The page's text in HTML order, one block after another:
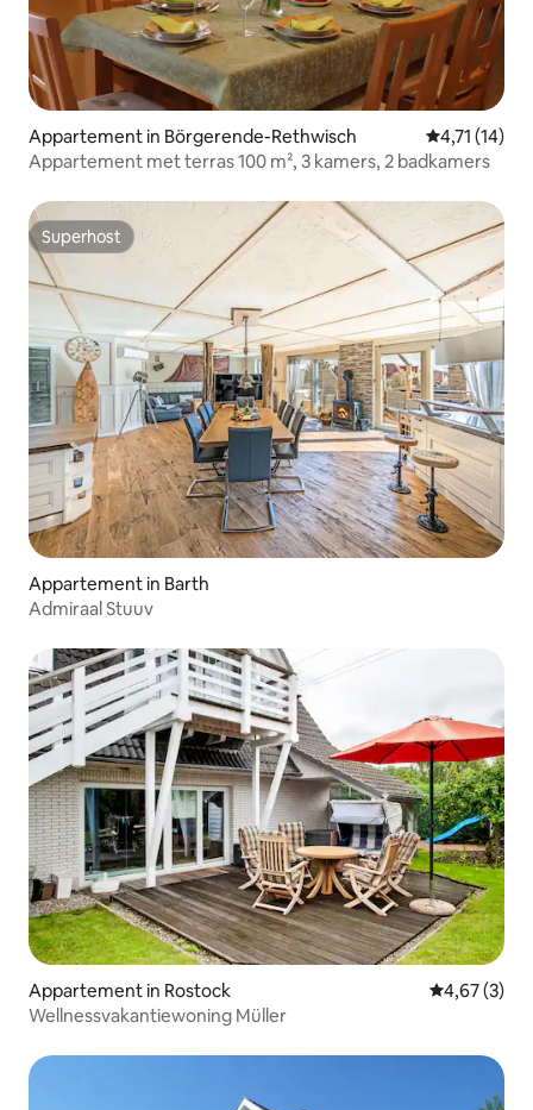
Appartement in Börgerende-Rethwisch Gemiddelde
4,71 (14)
Appartement met terras 100 m², 3 kamers, 2 badkamers
Superhost
Superhost
Appartement in Barth
Admiraal Stuuv
Appartement in Rostock
4,67 (3)
Wellnessvakantiewoning Müller